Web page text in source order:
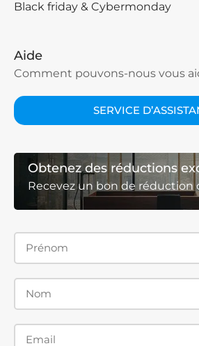
Black friday & Cybermonday
Aide
Comment pouvons-nous vous
SERVICE
Obtenez des réductions
Recevez un bon de réduction